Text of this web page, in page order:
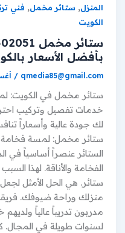
المنزل, ستائر مخمل, فني
الكويت
ستائر مخمل 55502051
بأفضل الأسعار
qmedia85@gmail.com
/ أغسطس
ستائر مخمل في الكويت:
خدمات تفصيل وتركيب
لك جودة عالية وأسعاراً تنافسية.
ستائر مخمل: لمسة فخامة
الستائر عنصراً أساسياً في
الفخامة والأناقة. لهذا
ستائر. هي الحل الأمثل
منزلك وراحة ضيوفك.
مدربون تدريباً عالياً
لسنوات طويلة في المجال.